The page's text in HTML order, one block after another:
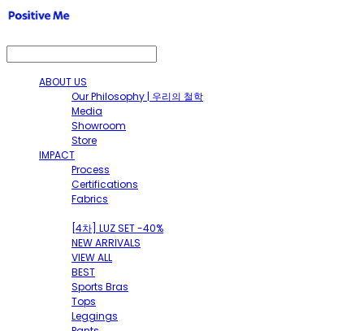
ABOUT US
Our Philosophy | 우리의 철학
Media
Showroom
Store
IMPACT
Process
Certifications
Fabrics
[4차] LUZ SET -40%
NEW ARRIVALS
VIEW ALL
BEST
Sports Bras
Tops
Leggings